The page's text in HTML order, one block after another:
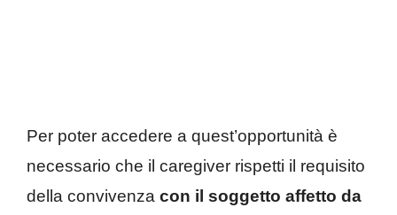
Per poter accedere a quest’opportunità è
necessario che il caregiver rispetti il requisito
della convivenza con il soggetto affetto da